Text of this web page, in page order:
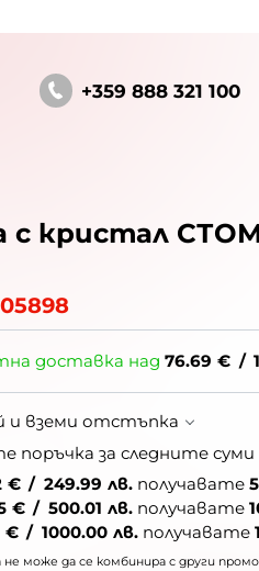
+359 888 321 100
с кристал
доставка над76.69 € /
и вземи отстъпка
поръчка за следните суми
€ / 249.99 лв.получавате
€ / 500.01 лв.получавате
€ / 1000.00 лв.получавате
може да се комбинира с други